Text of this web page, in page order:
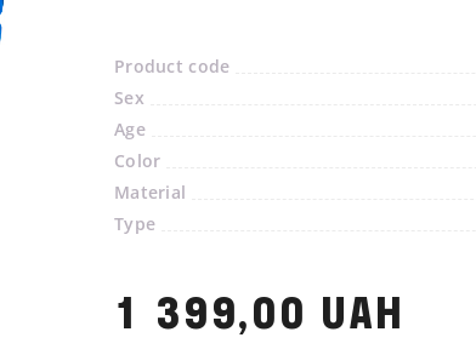
Product code
Sex
Age
Color
Material
Type
1 399,00 UAH